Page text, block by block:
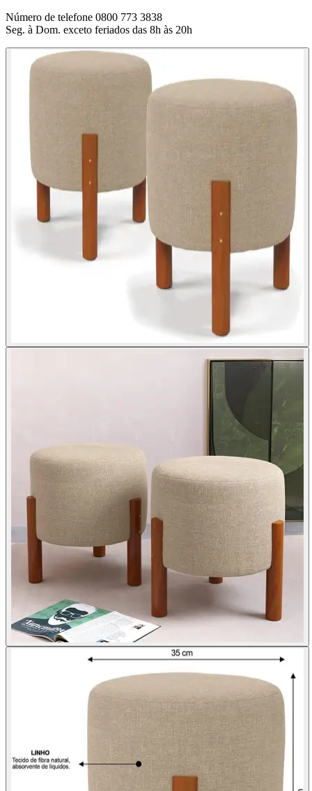
Número de telefone 0800 773 3838
Seg. à Dom. exceto feriados das 8h às 20h